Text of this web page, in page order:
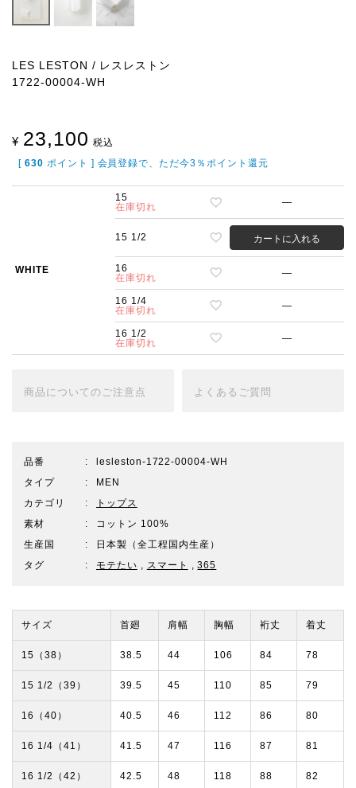
LES LESTON / レスレストン
1722-00004-WH
¥ 23,100 税込
[ 630 ポイント ] 会員登録で、ただ今3％ポイント還元
WHITE
15
在庫切れ
—
15 1/2 カートに入れる
16
在庫切れ
—
16 1/4
在庫切れ
—
16 1/2
在庫切れ
—
商品についての ご注意点 よくある ご質問
品番
lesleston-1722-00004-WH
タイプ
MEN
カテゴリ
トップス
素材
コットン 100%
生産国
日本製（全工程国内生産）
タグ
モテたい , スマート ,365
サイズ 首廻 肩幅 胸幅 裄丈 着丈
15（38） 38.5 44 106 84 78
15 1/2（39） 39.5 45 110 85 79
16（40） 40.5 46 112 86 80
16 1/4（41） 41.5 47 116 87 81
16 1/2（42） 42.5 48 118 88 82